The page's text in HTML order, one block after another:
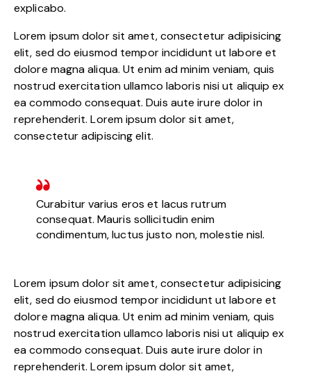
explicabo.
Lorem ipsum dolor sit amet, consectetur adipisicing
elit, sed do eiusmod tempor incididunt ut labore et
dolore magna aliqua. Ut enim ad minim veniam, quis
nostrud exercitation ullamco laboris nisi ut aliquip ex
ea commodo consequat. Duis aute irure dolor in
reprehenderit. Lorem ipsum dolor sit amet,
consectetur adipiscing elit.
Curabitur varius eros et lacus rutrum
consequat. Mauris sollicitudin enim
condimentum, luctus justo non, molestie nisl.
Lorem ipsum dolor sit amet, consectetur adipisicing
elit, sed do eiusmod tempor incididunt ut labore et
dolore magna aliqua. Ut enim ad minim veniam, quis
nostrud exercitation ullamco laboris nisi ut aliquip ex
ea commodo consequat. Duis aute irure dolor in
reprehenderit. Lorem ipsum dolor sit amet,